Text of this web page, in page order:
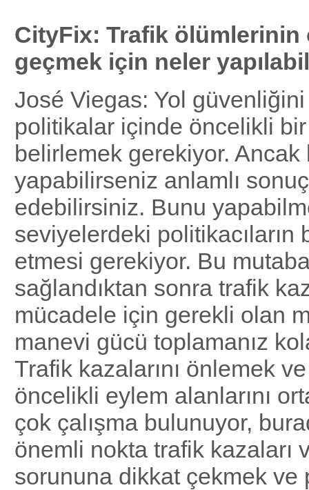
CityFix: Trafik ölümlerinin
geçmek için neler
José Viegas: Yol
politikalar içinde öncelikli
belirlemek gerekiyor. Ancak
yapabilirseniz anlamlı
edebilirsiniz. Bunu
seviyelerdeki politikacıların
etmesi gerekiyor. Bu
sağlandıktan sonra trafik
mücadele için gerekli olan
manevi gücü toplamanız
Trafik kazalarını önlemek
öncelikli eylem alanlarını
çok çalışma bulunuyor,
önemli nokta trafik kazaları
sorununa dikkat çekmek ve